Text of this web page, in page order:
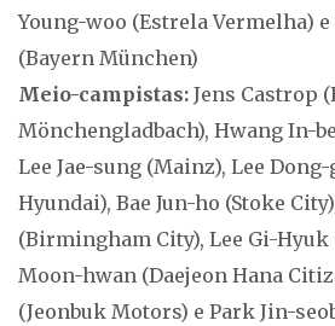
Young-woo (Estrela Vermelha)
(Bayern München)
Meio-campistas: Jens Castrop
Mönchengladbach), Hwang In-
Lee Jae-sung (Mainz), Lee
Hyundai), Bae Jun-ho (Stoke
(Birmingham City), Lee Gi-Hyuk
Moon-hwan (Daejeon Hana
(Jeonbuk Motors) e Park Jin-